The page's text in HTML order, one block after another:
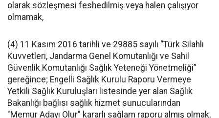
olarak sözleşmesi feshedilmiş veya halen çalışıyor
olmamak,
(4) 11 Kasım 2016 tarihli ve 29885 sayılı “Türk Silahlı
Kuvvetleri, Jandarma Genel Komutanlığı ve Sahil
Güvenlik Komutanlığı Sağlık Yeteneği Yönetmeliği”
gereğince; Engelli Sağlık Kurulu Raporu Vermeye
Yetkili Sağlık Kuruluşları listesinde yer alan Sağlık
Bakanlığı bağlısı sağlık hizmet sunucularından
"Memur Adayı Olur" kararlı sağlam raporu almış olmak,